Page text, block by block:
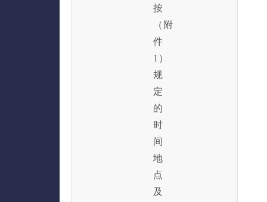
按
（附
件
1）
规
定
的
时
间
地
点
及